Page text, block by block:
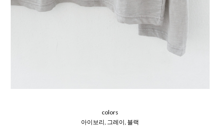
colors
아이보리, 그레이, 블랙